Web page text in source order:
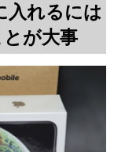
入れるには
が大事